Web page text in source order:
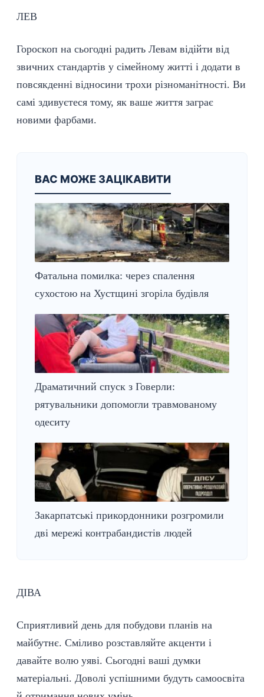
ЛЕВ
Гороскоп на сьогодні радить Левам відійти від
звичних стандартів у сімейному житті і додати в
повсякденні відносини трохи різноманітності. Ви
самі здивуєтеся тому, як ваше життя заграє
новими фарбами.
ВАС МОЖЕ ЗАЦІКАВИТИ
Фатальна помилка: через спалення
сухостою на Хустщині згоріла будівля
Драматичний спуск з Говерли:
рятувальники допомогли травмованому
одеситу
Закарпатські прикордонники розгромили
дві мережі контрабандистів людей
ДІВА
Сприятливий день для побудови планів на
майбутнє. Сміливо розставляйте акценти і
давайте волю уяві. Сьогодні ваші думки
матеріальні. Доволі успішними будуть самоосвіта